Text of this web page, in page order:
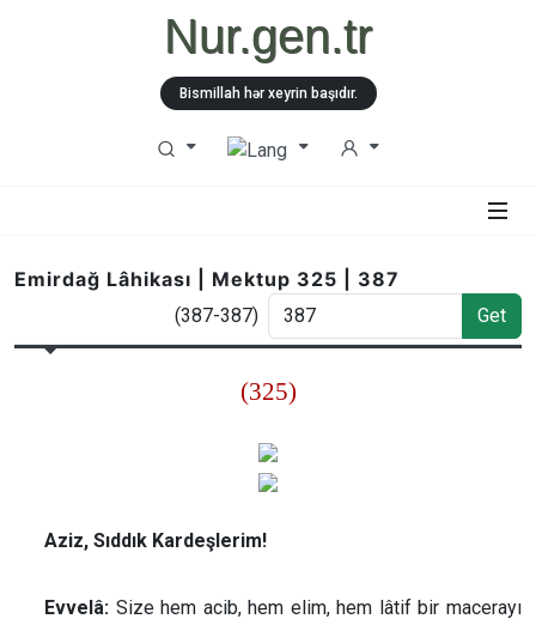
Nur.gen.tr
Bismillah hər xeyrin başıdır.
Emirdağ Lâhikası | Mektup 325 | 387
(387-387) Get
(325)
Aziz, Sıddık Kardeşlerim!
Evvelâ: Size hem acib, hem elim, hem lâtif bir macerayı